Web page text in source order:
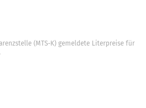
(MTS-K) gemeldete Literpreise für